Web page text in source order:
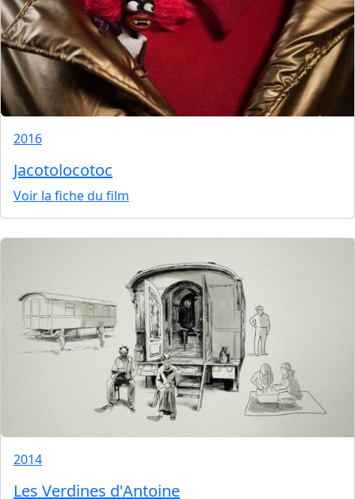
2016
Jacotolocotoc
Voir la fiche du film
2014
Les Verdines d'Antoine